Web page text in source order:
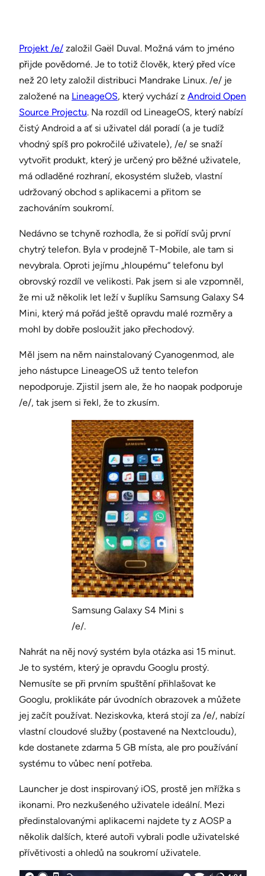
Projekt /e/ založil Gaël Duval. Možná vám to jméno
přijde povědomé. Je to totiž člověk, který před více
než 20 lety založil distribuci Mandrake Linux. /e/ je
založené na LineageOS, který vychází z Android Open
Source Projectu. Na rozdíl od LineageOS, který nabízí
čistý Android a ať si uživatel dál poradí (a je tudíž
vhodný spíš pro pokročilé uživatele), /e/ se snaží
vytvořit produkt, který je určený pro běžné uživatele,
má odladěné rozhraní, ekosystém služeb, vlastní
udržovaný obchod s aplikacemi a přitom se
zachováním soukromí.
Nedávno se tchyně rozhodla, že si pořídí svůj první
chytrý telefon. Byla v prodejně T-Mobile, ale tam si
nevybrala. Oproti jejímu „hloupému“ telefonu byl
obrovský rozdíl ve velikosti. Pak jsem si ale vzpomněl,
že mi už několik let leží v šuplíku Samsung Galaxy S4
Mini, který má pořád ještě opravdu malé rozměry a
mohl by dobře posloužit jako přechodový.
Měl jsem na něm nainstalovaný Cyanogenmod, ale
jeho nástupce LineageOS už tento telefon
nepodporuje. Zjistil jsem ale, že ho naopak podporuje
/e/, tak jsem si řekl, že to zkusím.
Samsung Galaxy S4 Mini s
/e/.
Nahrát na něj nový systém byla otázka asi 15 minut.
Je to systém, který je opravdu Googlu prostý.
Nemusíte se při prvním spuštění přihlašovat ke
Googlu, proklikáte pár úvodních obrazovek a můžete
jej začít používat. Neziskovka, která stojí za /e/, nabízí
vlastní cloudové služby (postavené na Nextcloudu),
kde dostanete zdarma 5 GB místa, ale pro používání
systému to vůbec není potřeba.
Launcher je dost inspirovaný iOS, prostě jen mřížka s
ikonami. Pro nezkušeného uživatele ideální. Mezi
předinstalovanými aplikacemi najdete ty z AOSP a
několik dalších, které autoři vybrali podle uživatelské
přívětivosti a ohledů na soukromí uživatele.